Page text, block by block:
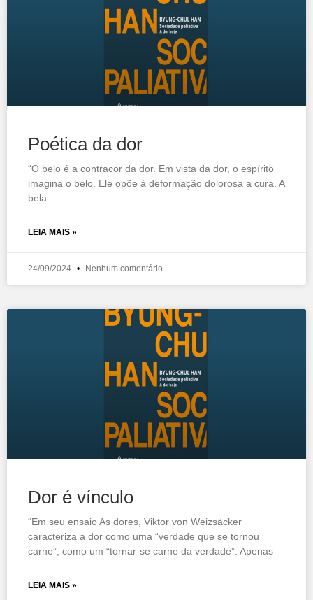
Poética da dor
“O belo é a contracor da dor. Em vista da dor, o espírito
imagina o belo. Ele opõe à deformação dolorosa a cura. A
bela
LEIA MAIS »
24/09/2024 Nenhum comentário
Dor é vínculo
“Em seu ensaio As dores, Viktor von Weizsäcker
caracteriza a dor como uma “verdade que se tornou
carne”, como um “tornar-se carne da verdade”. Apenas
LEIA MAIS »